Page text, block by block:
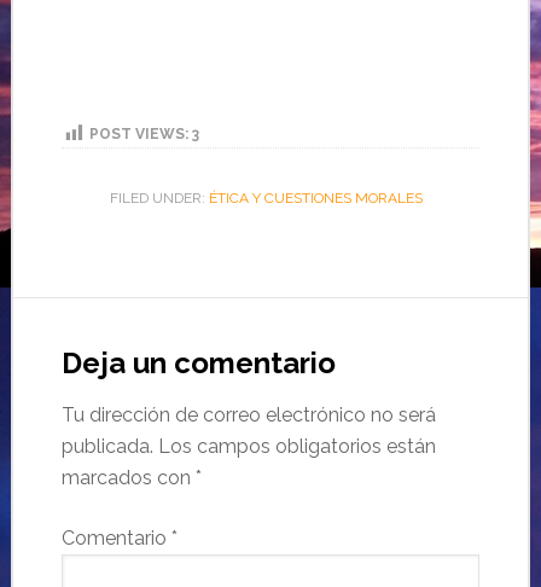
POST VIEWS: 3
FILED UNDER: ÉTICA Y CUESTIONES MORALES
Deja un comentario
Tu dirección de correo electrónico no será
publicada. Los campos obligatorios están
marcados con *
Comentario *